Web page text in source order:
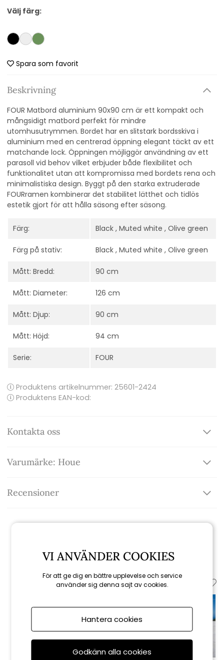
Välj färg:
Spara som favorit
Beskrivning
FOUR Matbord aluminium 90x90 cm är ett kompakt och
mångsidigt matbord perfekt för mindre
utomhusutrymmen. Bordet har en slitstark bordsskiva i
aluminium med en centrerad öppning elegant täckt av ett
matchande lock. Öppningen möjliggör användning av ett
parasoll vid behov vilket erbjuder både flexibilitet och
funktionalitet utan att kompromissa med bordets rena och
minimalistiska design. Byggt på den starka extruderade
FOURramen kombinerar det stabilitet lätthet och tidlös
estetik gjort för att hålla säsong efter säsong.
Färg: Black , Muted white , Olive green
Färg på stativ: Black , Muted white , Olive green
Mått: Bredd: 90 cm
Mått: Diameter: 126 cm
Mått: Djup: 90 cm
Mått: Höjd: 94 cm
Serie: FOUR
Produktens artikelnummer: 25601-2424
Produktens EAN-kod:
Kontakta oss
Varumärke: Houe
Recensioner
VI ANVÄNDER COOKIES
För att ge dig en bättre upplevelse och service
använder sig denna sajt av cookies.
Hantera cookies
Godkänn alla cookies